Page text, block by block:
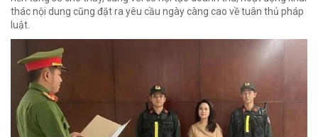
thác nội dung cũng đặt ra yêu cầu ngày càng cao về tuân thủ pháp
luật.